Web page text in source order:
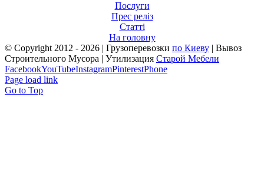
Послуги
Прес реліз
Статті
На головну
© Copyright 2012 - 2026 | Грузоперевозки по Киеву | Вывоз
Строительного Мусора | Утилизация Старой Мебели
FacebookYouTubeInstagramPinterestPhone
Page load link
Go to Top